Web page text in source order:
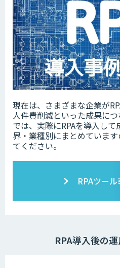
現在は、さまざまな企業が
人件費削減といった成果に
では、実際にRPAを導入し
界・業種別にまとめていま
てください。
RPAツー
RPA導入後の